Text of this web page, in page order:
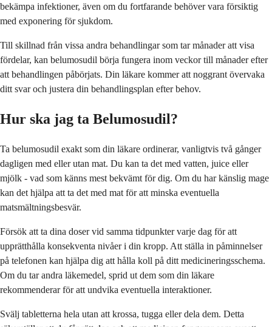
bekämpa infektioner, även om du fortfarande behöver vara försiktig
med exponering för sjukdom.
Till skillnad från vissa andra behandlingar som tar månader att visa
fördelar, kan belumosudil börja fungera inom veckor till månader efter
att behandlingen påbörjats. Din läkare kommer att noggrant övervaka
ditt svar och justera din behandlingsplan efter behov.
Hur ska jag ta Belumosudil?
Ta belumosudil exakt som din läkare ordinerar, vanligtvis två gånger
dagligen med eller utan mat. Du kan ta det med vatten, juice eller
mjölk - vad som känns mest bekvämt för dig. Om du har känslig mage
kan det hjälpa att ta det med mat för att minska eventuella
matsmältningsbesvär.
Försök att ta dina doser vid samma tidpunkter varje dag för att
upprätthålla konsekventa nivåer i din kropp. Att ställa in påminnelser
på telefonen kan hjälpa dig att hålla koll på ditt medicineringsschema.
Om du tar andra läkemedel, sprid ut dem som din läkare
rekommenderar för att undvika eventuella interaktioner.
Svälj tabletterna hela utan att krossa, tugga eller dela dem. Detta